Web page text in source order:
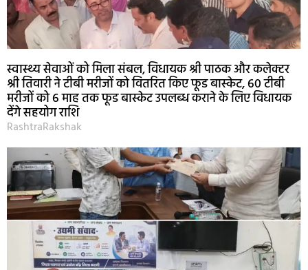
स्वास्थ्य सेवाओं को मिला संबल, विधायक श्री पाठक और कलेक्टर
श्री तिवारी ने टीबी मरीजों को वितरित किए फूड बास्केट, 60 टीबी
मरीजों को 6 माह तक फूड बास्केट उपलब्ध कराने के लिए विधायक
देंगे सहयोग राशि
RashtraRakshak